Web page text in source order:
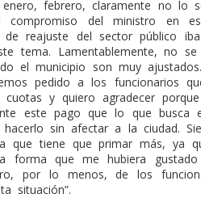
enero, febrero, claramente no lo
del ministro en
reajuste del sector público
tema. Lamentablemente, no
el municipio son muy
pedido a los funcionarios
y quiero agradecer
este pago que lo que busca
hacerlo sin afectar a la ciudad.
que tiene que primar más, ya
forma que me hubiera
por lo menos, de los
situación”.